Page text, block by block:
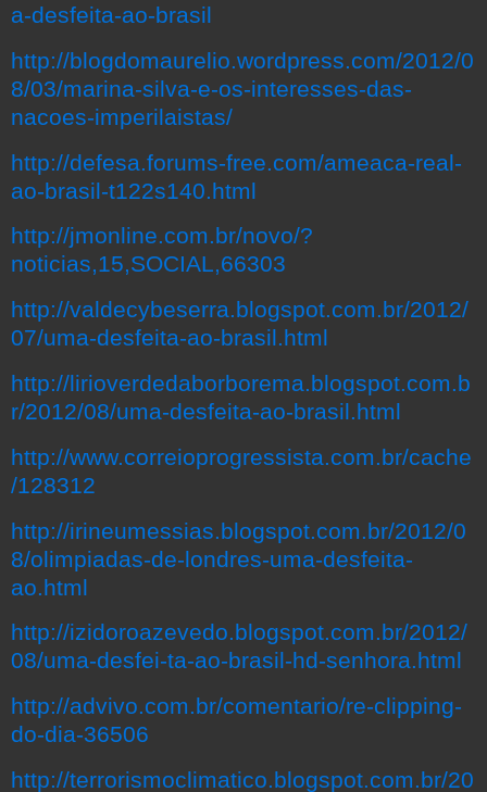
a-desfeita-ao-brasil
http://blogdomaurelio.wordpress.com/2012/0
8/03/marina-silva-e-os-interesses-das-
nacoes-imperilaistas/
http://defesa.forums-free.com/ameaca-real-
ao-brasil-t122s140.html
http://jmonline.com.br/novo/?
noticias,15,SOCIAL,66303
http://valdecybeserra.blogspot.com.br/2012/
07/uma-desfeita-ao-brasil.html
http://lirioverdedaborborema.blogspot.com.b
r/2012/08/uma-desfeita-ao-brasil.html
http://www.correioprogressista.com.br/cache
/128312
http://irineumessias.blogspot.com.br/2012/0
8/olimpiadas-de-londres-uma-desfeita-
ao.html
http://izidoroazevedo.blogspot.com.br/2012/
08/uma-desfei-ta-ao-brasil-hd-senhora.html
http://advivo.com.br/comentario/re-clipping-
do-dia-36506
http://terrorismoclimatico.blogspot.com.br/20